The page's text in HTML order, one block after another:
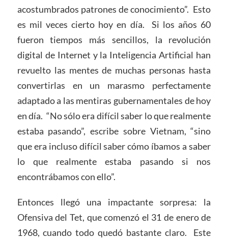
acostumbrados patrones de conocimiento”. Esto
es mil veces cierto hoy en día. Si los años 60
fueron tiempos más sencillos, la revolución
digital de Internet y la Inteligencia Artificial han
revuelto las mentes de muchas personas hasta
convertirlas en un marasmo perfectamente
adaptado a las mentiras gubernamentales de hoy
en día. “No sólo era difícil saber lo que realmente
estaba pasando”, escribe sobre Vietnam, “sino
que era incluso difícil saber cómo íbamos a saber
lo que realmente estaba pasando si nos
encontrábamos con ello”.
Entonces llegó una impactante sorpresa: la
Ofensiva del Tet, que comenzó el 31 de enero de
1968, cuando todo quedó bastante claro. Este